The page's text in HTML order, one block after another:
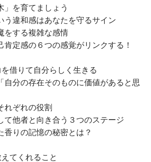
を育てましょう
違和感はあなたを守るサイン
する複雑な感情
定感の６つの感覚がリンクする！
借りて自分らしく生きる
分の存在そのものに価値があると思
ぞれの役割
他者と向き合う３つのステージ
りの記憶の秘密とは？
てくれること